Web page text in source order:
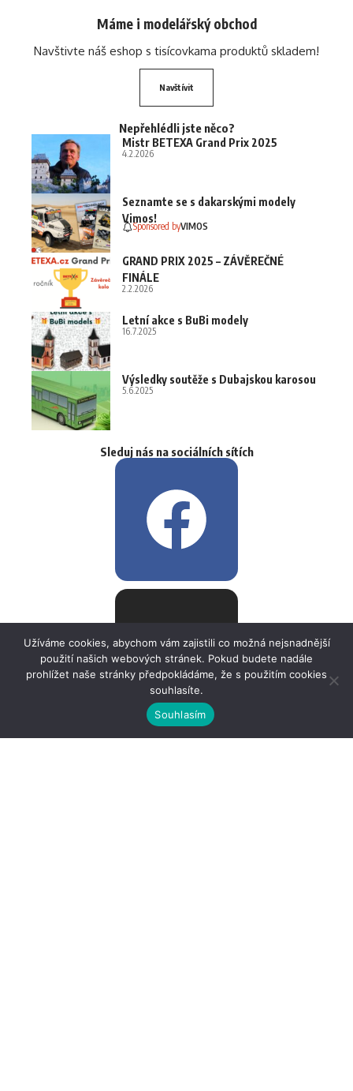
Máme i modelářský obchod
Navštivte náš eshop s tisícovkama produktů skladem!
Navštívit
Nepřehlédli jste něco?
Mistr BETEXA Grand Prix 2025
4.2.2026
Seznamte se s dakarskými modely
Vimos!
Sponsored byVIMOS
GRAND PRIX 2025 – ZÁVĚREČNÉ
FINÁLE
2.2.2026
Letní akce s BuBi modely
16.7.2025
Výsledky soutěže s Dubajskou karosou
5.6.2025
Sleduj nás na sociálních sítích
Užíváme cookies, abychom vám zajistili co možná nejsnadnější
použití našich webových stránek. Pokud budete nadále
prohlížet naše stránky předpokládáme, že s použitím cookies
souhlasíte.
Souhlasím